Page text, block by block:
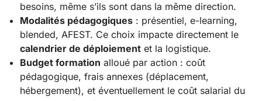
besoins, même s’ils sont dans la même direction.
Modalités pédagogiques : présentiel, e-learning,
blended, AFEST. Ce choix impacte directement le
calendrier de déploiement et la logistique.
Budget formation alloué par action : coût
pédagogique, frais annexes (déplacement,
hébergement), et éventuellement le coût salarial du